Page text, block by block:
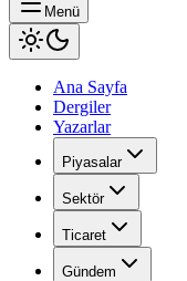
Menü
Ana Sayfa
Dergiler
Yazarlar
Piyasalar
Sektör
Ticaret
Gündem